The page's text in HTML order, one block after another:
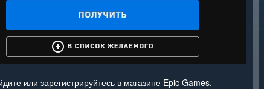
или зарегистрируйтесь в магазине Epic Games.